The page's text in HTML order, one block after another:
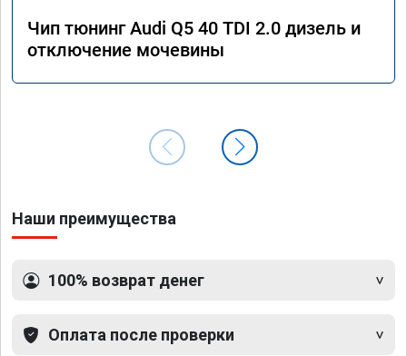
Чип тюнинг Audi Q5 40 TDI 2.0 дизель и
отключение мочевины
Наши преимущества
100% возврат денег
Оплата после проверки